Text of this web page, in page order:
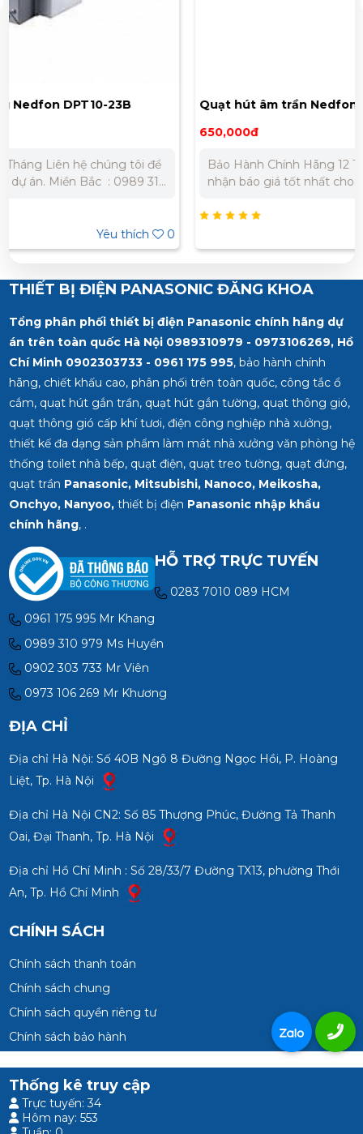
Quạt hút âm trần Nedfon BPT10-23H25
Bảo Hành Chính Hãng 12 Tháng Liên hệ chúng tôi để
nhận báo giá tốt nhất cho dự án. Miền Bắc : 0989 310
THIẾT BỊ ĐIỆN PANASONIC ĐĂNG KHOA
Tổng phân phối thiết bị điện Panasonic chính hãng dự
án trên toàn quốc Hà Nội 0989310979 - 0973106269, Hồ
Chí Minh 0902303733 - 0961 175 995, bảo hành chính
hãng, chiết khấu cao, phân phối trên toàn quốc, công tắc ổ
cắm, quạt hút gắn trần, quạt hút gắn tường, quạt thông gió,
quạt thông gió cấp khí tươi, điện công nghiệp nhà xưởng,
thiết kế đa dạng sản phẩm làm mát nhà xưởng văn phòng hệ
thống toilet nhà bếp, quạt điện, quạt treo tường, quạt đứng,
quạt trần Panasonic, Mitsubishi, Nanoco, Meikosha,
Onchyo, Nanyoo,thiết bị điện Panasonic nhập khẩu
chính hãng, .
HỖ TRỢ TRỰC TUYẾN
0283 7010 089 HCM
0961 175 995 Mr Khang
0989 310 979 Ms Huyền
0902 303 733 Mr Viên
0973 106 269 Mr Khương
ĐỊA CHỈ
Địa chỉ Hà Nội: Số 40B Ngõ 8 Đường Ngọc Hồi, P. Hoàng
Liệt, Tp. Hà Nội
Địa chỉ Hà Nội CN2: Số 85 Thượng Phúc, Đường Tả Thanh
Oai, Đại Thanh, Tp. Hà Nội
Địa chỉ Hồ Chí Minh : Số 28/33/7 Đường TX13, phường Thới
An, Tp. Hồ Chí Minh
CHÍNH SÁCH
Chính sách thanh toán
Chính sách chung
Chính sách quyền riêng tư
Chính sách bảo hành
Thống kê truy cập
Trực tuyến: 34
Hôm nay: 553